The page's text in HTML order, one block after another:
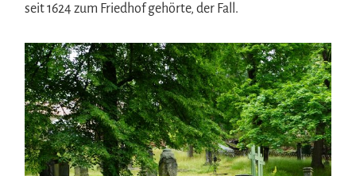
seit 1624 zum Friedhof gehörte, der Fall.